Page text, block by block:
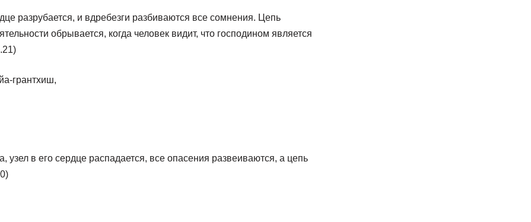
разрубается, и вдребезги разбиваются все сомнения. Цепь
обрывается, когда человек видит, что господином является
грантхиш,
узел в его сердце распадается, все опасения развеиваются, а цепь